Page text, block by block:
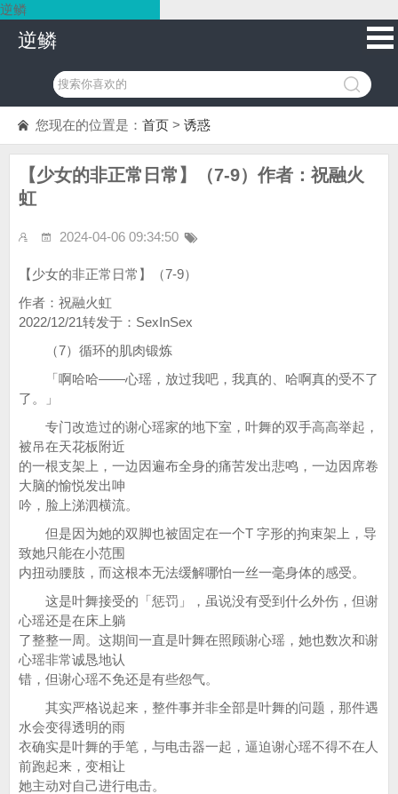
逆鳞
逆鳞
您现在的位置是： 首页 > 诱惑
【少女的非正常日常】（7-9）作者：祝融火
虹
2024-04-06 09:34:50
【少女的非正常日常】（7-9）
作者：祝融火虹
2022/12/21转发于：SexInSex
（7）循环的肌肉锻炼
「啊哈哈——心瑶，放过我吧，我真的、哈啊真的受不了
了。」
专门改造过的谢心瑶家的地下室，叶舞的双手高高举起，
被吊在天花板附近
的一根支架上，一边因遍布全身的痛苦发出悲鸣，一边因席卷
大脑的愉悦发出呻
吟，脸上涕泗横流。
但是因为她的双脚也被固定在一个T 字形的拘束架上，导
致她只能在小范围
内扭动腰肢，而这根本无法缓解哪怕一丝一毫身体的感受。
这是叶舞接受的「惩罚」，虽说没有受到什么外伤，但谢
心瑶还是在床上躺
了整整一周。这期间一直是叶舞在照顾谢心瑶，她也数次和谢
心瑶非常诚恳地认
错，但谢心瑶不免还是有些怨气。
其实严格说起来，整件事并非全部是叶舞的问题，那件遇
水会变得透明的雨
衣确实是叶舞的手笔，与电击器一起，逼迫谢心瑶不得不在人
前跑起来，变相让
她主动对自己进行电击。